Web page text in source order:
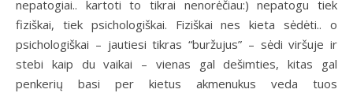
nepatogiai.. kartoti to tikrai nenorėčiau:) nepatogu tiek
fiziškai, tiek psichologiškai. Fiziškai nes kieta sėdėti.. o
psichologiškai – jautiesi tikras “buržujus” – sėdi viršuje ir
stebi kaip du vaikai – vienas gal dešimties, kitas gal
penkerių basi per kietus akmenukus veda tuos